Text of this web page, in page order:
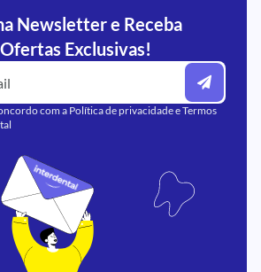
Newsletter e Receba
Exclusivas!
com a Política de privacidadeeTermos